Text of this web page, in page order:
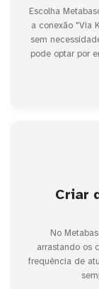
Escolha
a conexão "Via
sem
pode optar por
Criar
No
arrastando os
frequência de